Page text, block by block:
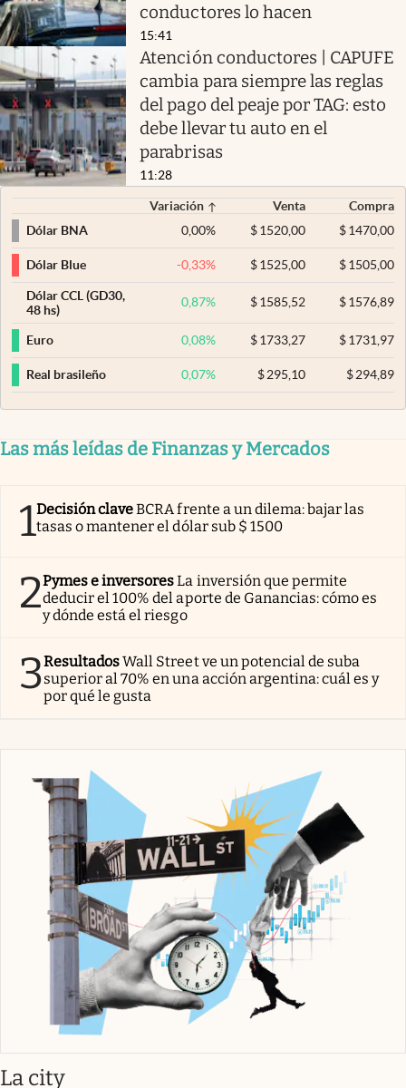
conductores lo hacen
15:41
Atención conductores | CAPUFE
cambia para siempre las reglas
del pago del peaje por TAG: esto
debe llevar tu auto en el
parabrisas
11:28
Variación Venta
Compra
Dólar BNA
0,00% $ 1520,00 $1470,00
Dólar Blue -0,33% $ 1525,00 $1505,00
Dólar CCL (GD30,
48 hs)
0,87% $ 1585,52 $1576,89
Euro 0,08% $ 1733,27 $1731,97
Real brasileño 0,07% $ 295,10 $294,89
Las más leídas de Finanzas y Mercados
1Decisión claveBCRA frente a un dilema: bajar las
tasas o mantener el dólar sub $ 1500
2Pymes e inversoresLa inversión que permite
deducir el 100% del aporte de Ganancias: cómo es
y dónde está el riesgo
3ResultadosWall Street ve un potencial de suba
superior al 70% en una acción argentina: cuál es y
por qué le gusta
La cityabre en nueva pestaña